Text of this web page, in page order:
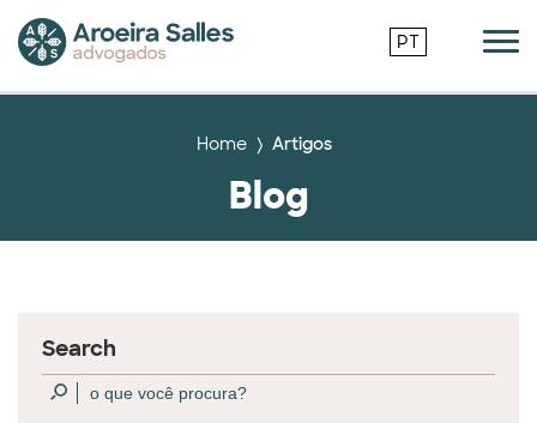
PT
Home Artigos
Blog
Search